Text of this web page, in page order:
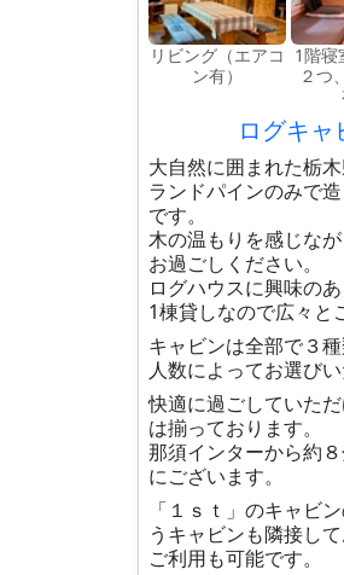
リビング（エアコ
ン有）
1階寝
２つ
ログキャ
大自然に囲まれた栃
ランドパインのみで
です。
木の温もりを感じな
お過ごしください。
ログハウスに興味の
1棟貸しなので広々と
キャビンは全部で３
人数によってお選びい
快適に過ごしていた
は揃っております。
那須インターから約
にございます。
「１ｓｔ」のキャビ
うキャビンも隣接し
ご利用も可能です。